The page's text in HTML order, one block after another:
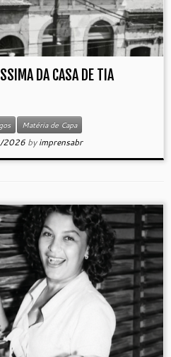
DA CASA DE TIA
Matéria de Capa
2026 byimprensabr